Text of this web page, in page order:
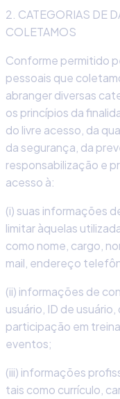
2. CATEGORIAS DE
COLETAMOS
Conforme permitido
pessoais que
abranger diversas
os princípios da
do livre acesso, da
da segurança, da
responsabilização e
acesso à:
(i) suas informações
limitar àquelas
como nome, cargo,
mail, endereço
(ii) informações de
usuário, ID de
participação em
eventos;
(iii) informações
tais como currículo,